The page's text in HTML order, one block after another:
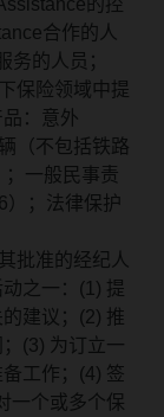
的控
合作的人
务的人员；
保险领域中提
：意外
（不包括铁路
一般民事责
）；法律保护
批准的经纪人
之一：(1) 提
建议；(2) 推
(3) 为订立一
工作；(4) 签
一个或多个保